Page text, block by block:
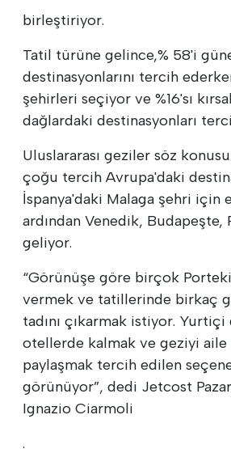
birleştiriyor.
Tatil türüne gelince,% 58'i
destinasyonlarını tercih
şehirleri seçiyor ve %16'sı
dağlardaki destinasyonları
Uluslararası geziler söz
çoğu tercih Avrupa'daki
İspanya'daki Malaga şehri için
ardından Venedik, Budapeşte,
geliyor.
“Görünüşe göre birçok
vermek ve tatillerinde birkaç
tadını çıkarmak istiyor.
otellerde kalmak ve geziyi
paylaşmak tercih edilen
görünüyor”, dedi Jetcost
Ignazio Ciarmoli
.